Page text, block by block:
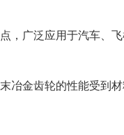
，广泛应用于汽车、
冶金齿轮的性能受到